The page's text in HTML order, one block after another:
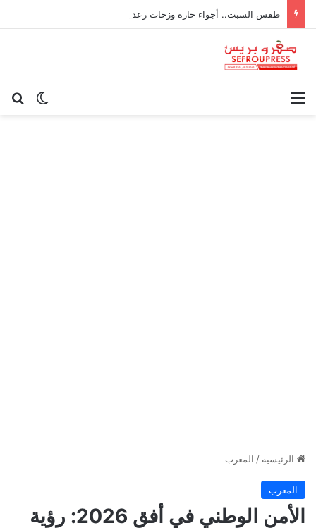
الوضع القائمة
الرئيسية / المغرب
المغرب
الأمن الوطني في أفق 2026: رؤية